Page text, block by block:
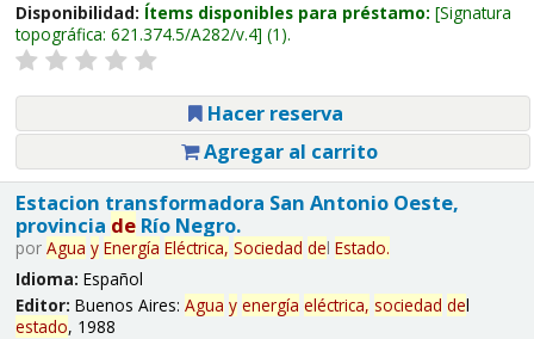
Disponibilidad: Ítems disponibles para préstamo: Signatura
topográfica: 621.374.5/A282/v.4 (1).
Hacer reserva
Agregar al carrito
Estacion transformadora San Antonio Oeste,
provincia deRío Negro.
por Agua y Energía Eléctrica, Sociedad del Estado.
Idioma: Español
Editor: Buenos Aires: Agua y energía eléctrica, sociedad del
estado, 1988